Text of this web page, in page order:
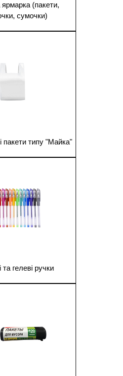
ярмарка (пакети,
сумочки)
пакети типу "Майка"
та гелеві ручки